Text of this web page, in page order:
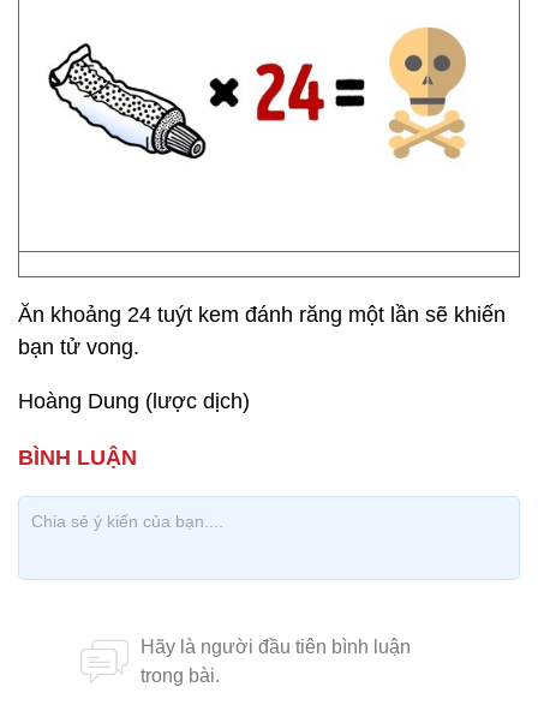
Ăn khoảng 24 tuýt kem đánh răng một lần sẽ khiến
bạn tử vong.
Hoàng Dung (lược dịch)